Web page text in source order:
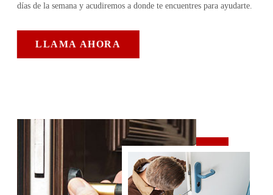
días de la semana y acudiremos a donde te encuentres para ayudarte.
LLAMA AHORA